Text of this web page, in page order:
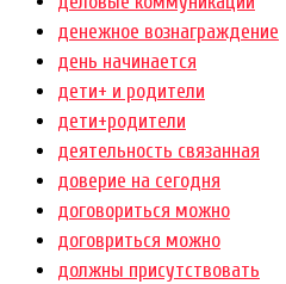
денежное вознаграждение
день начинается
дети+ и родители
дети+родители
деятельность связанная
доверие на сегодня
договориться можно
договриться можно
должны присутствовать